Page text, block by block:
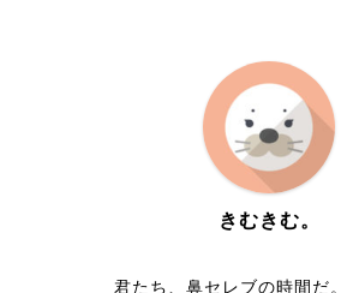
きむきむ。
君たち、鼻セレブの時間だ。